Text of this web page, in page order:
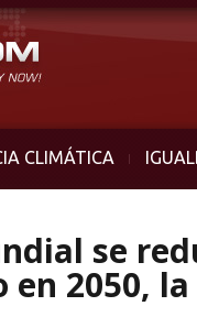
CLIMÁTICA
se
2050, la